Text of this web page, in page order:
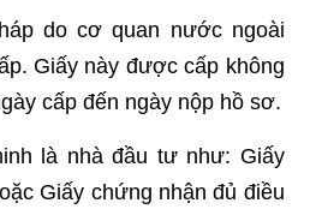
do cơ quan nước ngoài
Giấy này được cấp không
cấp đến ngày nộp hồ sơ.
là nhà đầu tư như: Giấy
Giấy chứng nhận đủ điều